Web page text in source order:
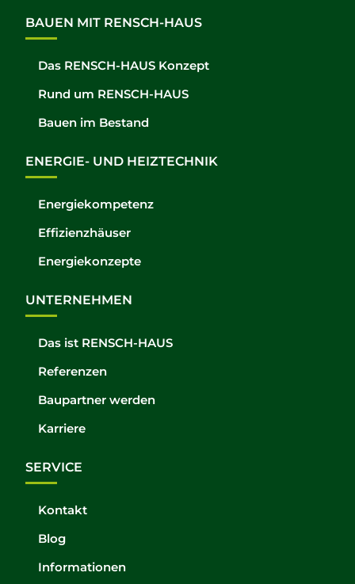
BAUEN MIT RENSCH-HAUS
Das RENSCH-HAUS Konzept
Rund um RENSCH-HAUS
Bauen im Bestand
ENERGIE- UND HEIZTECHNIK
Energiekompetenz
Effizienzhäuser
Energiekonzepte
UNTERNEHMEN
Das ist RENSCH-HAUS
Referenzen
Baupartner werden
Karriere
SERVICE
Kontakt
Blog
Informationen